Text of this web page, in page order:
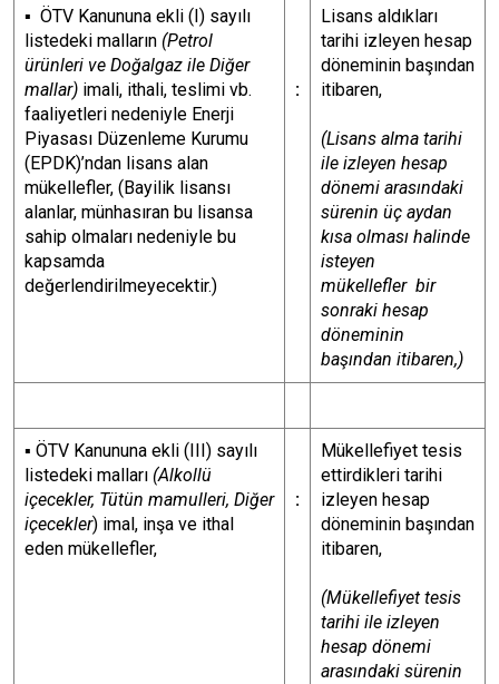
▪ ÖTV Kanununa ekli (I) sayılı
listedeki malların (Petrol
ürünleri ve Doğalgaz ile Diğer
mallar) imali, ithali, teslimi vb.
faaliyetleri nedeniyle Enerji
Piyasası Düzenleme Kurumu
(EPDK)’ndan lisans alan
mükellefler, (Bayilik lisansı
alanlar, münhasıran bu lisansa
sahip olmaları nedeniyle bu
kapsamda
değerlendirilmeyecektir.)
:
Lisans aldıkları
tarihi izleyen hesap
döneminin başından
itibaren,
(Lisans alma tarihi
ile izleyen hesap
dönemi arasındaki
sürenin üç aydan
kısa olması halinde
isteyen
mükellefler bir
sonraki hesap
döneminin
başından itibaren,)
▪ ÖTV Kanununa ekli (III) sayılı
listedeki malları (Alkollü
içecekler, Tütün mamulleri, Diğer
içecekler) imal, inşa ve ithal
eden mükellefler,
:
Mükellefiyet tesis
ettirdikleri tarihi
izleyen hesap
döneminin başından
itibaren,
(Mükellefiyet tesis
tarihi ile izleyen
hesap dönemi
arasındaki sürenin